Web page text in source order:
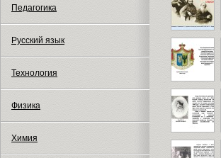
Педагогика
Русский язык
Технология
Физика
Химия